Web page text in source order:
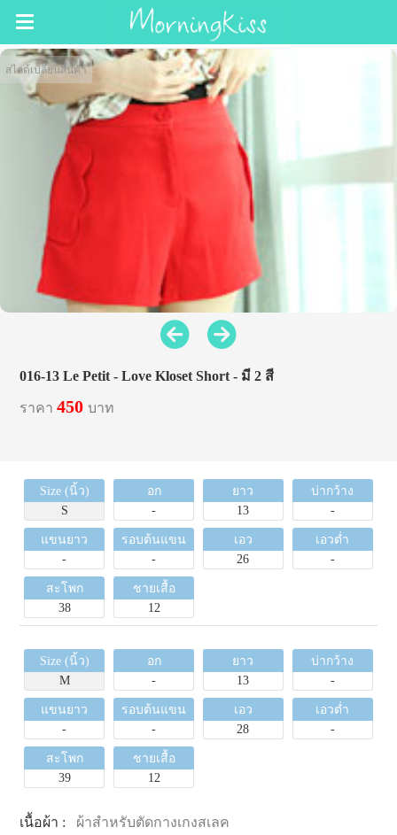
สไลด์เปลี่ยนสินค้า
016-13 Le Petit - Love Kloset Short - มี 2 สี
ราคา450บาท
Size (นิ้ว)
S
อก
-
ยาว
13
บ่ากว้าง
-
แขนยาว
-
รอบต้นแขน
-
เอว
26
เอวต่ำ
-
สะโพก
38
ชายเสื้อ
12
Size (นิ้ว)
M
อก
-
ยาว
13
บ่ากว้าง
-
แขนยาว
-
รอบต้นแขน
-
เอว
28
เอวต่ำ
-
สะโพก
39
ชายเสื้อ
12
เนื้อผ้า : ผ้าสำหรับตัดกางเกงสเลค